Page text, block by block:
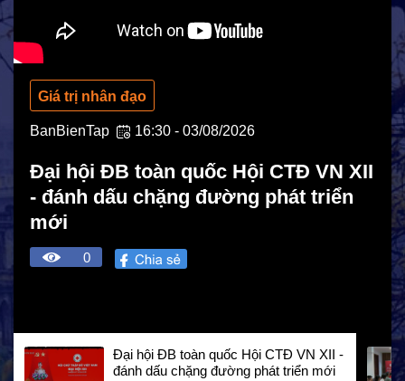
Hoạt động Chữ Thập đỏ
Hoạt động nhân đạo cả nước
Giá trị nhân đạo
BanBienTap 16:30 - 03/08/2026
Đại hội ĐB toàn quốc Hội CTĐ VN XII
- đánh dấu chặng đường phát triển
mới
0
Đại hội ĐB toàn quốc Hội CTĐ VN XII -
đánh dấu chặng đường phát triển mới